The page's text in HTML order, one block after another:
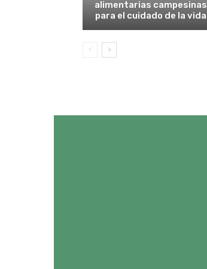
alimentarias campesinas
para el cuidado de la vida